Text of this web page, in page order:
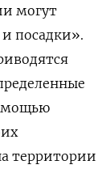
могут
посадки».
территории